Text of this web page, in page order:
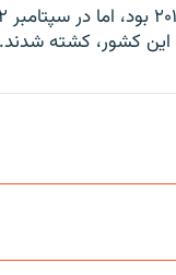
اين کشور، کشته شدند.